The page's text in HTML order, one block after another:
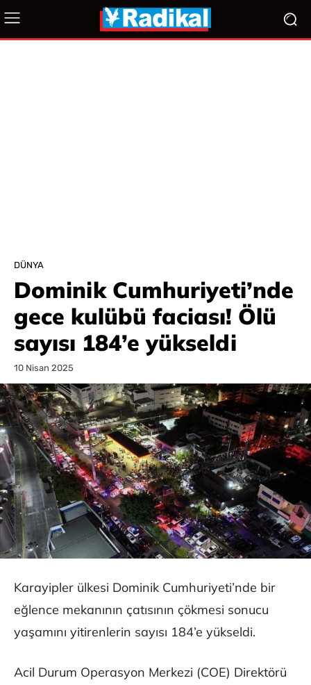
DÜNYA
Dominik Cumhuriyeti’nde
gece kulübü faciası! Ölü
sayısı 184’e yükseldi
10 Nisan 2025
Karayipler ülkesi Dominik Cumhuriyeti’nde bir
eğlence mekanının çatısının çökmesi sonucu
yaşamını yitirenlerin sayısı 184’e yükseldi.
Acil Durum Operasyon Merkezi (COE) Direktörü